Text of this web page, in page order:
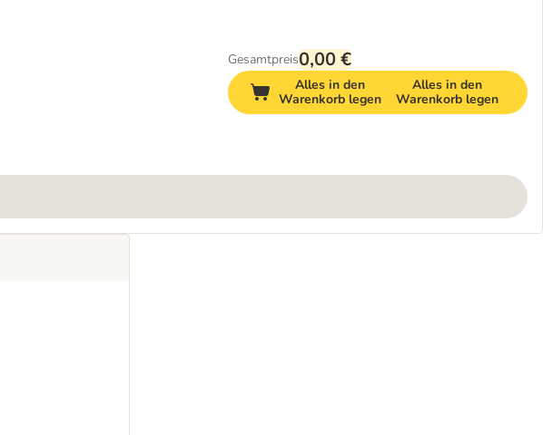
Gesamtpreis0,00 €
Alles in den
Warenkorb legen
Alles in den
Warenkorb legen